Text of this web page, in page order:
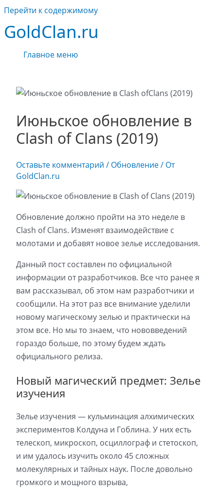
Перейти к содержимому
GoldClan.ru
Главное меню
Июньское обновление в
Clash of Clans (2019)
Оставьте комментарий / Обновление/ От
GoldClan.ru
Обновление должно пройти на это неделе в
Clash of Clans. Изменят взаимодействие с
молотами и добавят новое зелье исследования.
Данный пост составлен по официальной
информации от разработчиков. Все что ранее я
вам рассказывал, об этом нам разработчики и
сообщили. На этот раз все внимание уделили
новому магическому зелью и практически на
этом все. Но мы то знаем, что нововведений
гораздо больше, по этому будем ждать
официального релиза.
Новый магический предмет: Зелье
изучения
Зелье изучения — кульминация алхимических
экспериментов Колдуна и Гоблина. У них есть
телескоп, микроскоп, осциллограф и стетоскоп,
и им удалось изучить около 45 сложных
молекулярных и тайных наук. После довольно
громкого и мощного взрыва,